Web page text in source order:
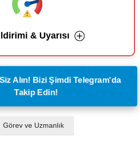
& Uyarısı
Alın! Bizi Şimdi Telegram'da
Takip Edin!
Görev ve Uzmanlık